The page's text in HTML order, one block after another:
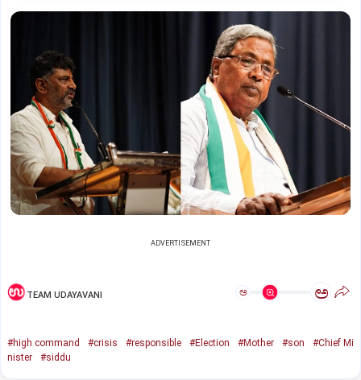
ADVERTISEMENT
TEAM UDAYAVANI ಅ ಅ
#high command #crisis #responsible #Election #Mother #son
#Chief Mi
nister
#siddu